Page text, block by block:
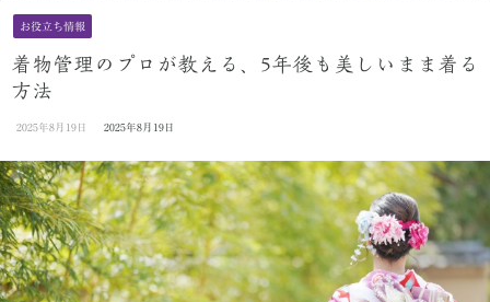
お役立ち情報
着物管理のプロが教える、5年後も美しいまま着る
方法
2025年8月19日 2025年8月19日